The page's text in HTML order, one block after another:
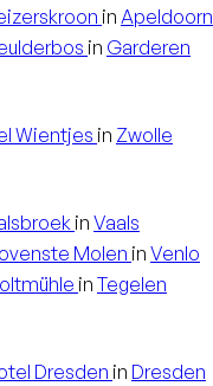
in Apeldoorn
in Garderen
Wientjes in Zwolle
in Vaals
Molen in Venlo
in Tegelen
Dresden in Dresden